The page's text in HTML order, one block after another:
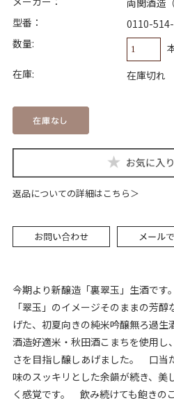
型番：
0110-
数量:
在庫:
在庫切れ
返品についての詳細はこちら
今期より新醸造「裏翠玉」生酒です。
「翠玉」のイメージそのままの芳
げた、初夏向きの純米吟醸無ろ過生
酒造好適米・秋田酒こまちを使用し
さを目指し醸しあげました。 口当
味のスッキリとした余韻が続き、美
く感覚です。 飲み続けても飽きの